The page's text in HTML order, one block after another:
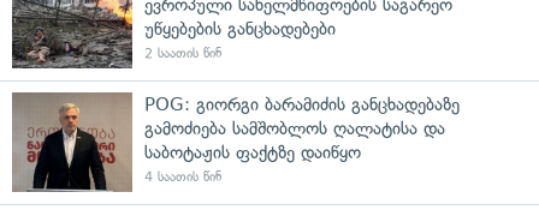
ევროპული სახელმწიფოების საგარეო
უწყებების განცხადებები
2 საათის წინ
POG: გიორგი ბარამიძის განცხადებაზე
გამოძიება სამშობლოს ღალატისა და
საბოტაჟის ფაქტზე დაიწყო
4 საათის წინ